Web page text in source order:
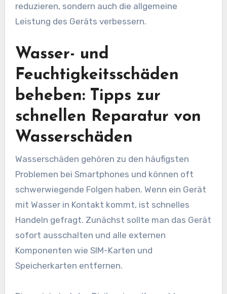
reduzieren, sondern auch die allgemeine
Leistung des Geräts verbessern.
Wasser- und
Feuchtigkeitsschäden
beheben: Tipps zur
schnellen Reparatur von
Wasserschäden
Wasserschäden gehören zu den häufigsten
Problemen bei Smartphones und können oft
schwerwiegende Folgen haben. Wenn ein Gerät
mit Wasser in Kontakt kommt, ist schnelles
Handeln gefragt. Zunächst sollte man das Gerät
sofort ausschalten und alle externen
Komponenten wie SIM-Karten und
Speicherkarten entfernen.